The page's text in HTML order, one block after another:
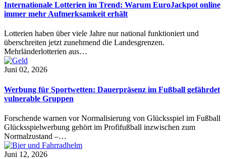
Internationale Lotterien im Trend: Warum EuroJackpot online
immer mehr Aufmerksamkeit erhält
Lotterien haben über viele Jahre nur national funktioniert und
überschreiten jetzt zunehmend die Landesgrenzen.
Mehrländerlotterien aus…
Juni 02, 2026
Werbung für Sportwetten: Dauerpräsenz im Fußball gefährdet
vulnerable Gruppen
Forschende warnen vor Normalisierung von Glücksspiel im Fußball
Glücksspielwerbung gehört im Profifußball inzwischen zum
Normalzustand –…
Juni 12, 2026